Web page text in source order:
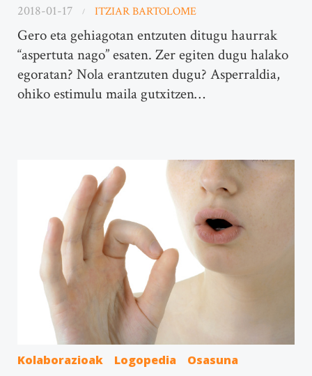
2018-01-17 ITZIAR BARTOLOME
Gero eta gehiagotan entzuten ditugu haurrak
“aspertuta nago” esaten. Zer egiten dugu halako
egoratan? Nola erantzuten dugu? Asperraldia,
ohiko estimulu maila gutxitzen…
Kolaborazioak Logopedia Osasuna